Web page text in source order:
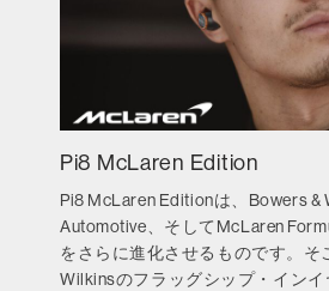
Pi8 McLaren Edition
Pi8 McLaren Editionは、Bowers
Automotive、そしてMcLaren
をさらに進化させるものです。そ
Wilkinsのフラッグシップ・イン